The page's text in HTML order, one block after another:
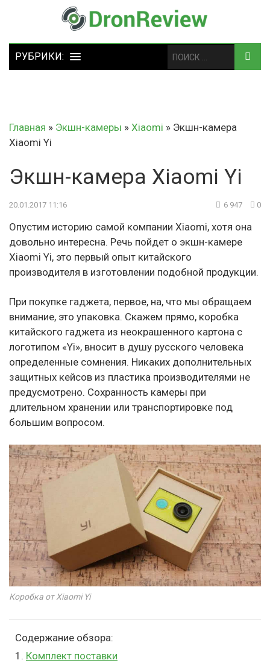
Главная » Экшн-камеры » Xiaomi » Экшн-камера
Xiaomi Yi
Экшн-камера Xiaomi Yi
20.01.2017 11:16 6 947 0
Опустим историю самой компании Xiaomi, хотя она
довольно интересна. Речь пойдет о экшн-камере
Xiaomi Yi, это первый опыт китайского
производителя в изготовлении подобной продукции.
При покупке гаджета, первое, на, что мы обращаем
внимание, это упаковка. Скажем прямо, коробка
китайского гаджета из неокрашенного картона с
логотипом «Yi», вносит в душу русского человека
определенные сомнения. Никаких дополнительных
защитных кейсов из пластика производителями не
предусмотрено. Сохранность камеры при
длительном хранении или транспортировке под
большим вопросом.
Коробка от Xiaomi Yi
Содержание обзора:
1. Комплект поставки